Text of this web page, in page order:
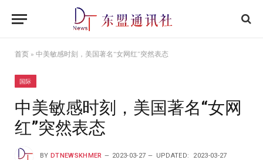
首页 » 中美敏感时刻，美国著名“女网红”突然表态
国际
中美敏感时刻，美国著名“女网
红”突然表态
BY DTNEWSKHMER 2023-03-27 UPDATED: 2023-03-27